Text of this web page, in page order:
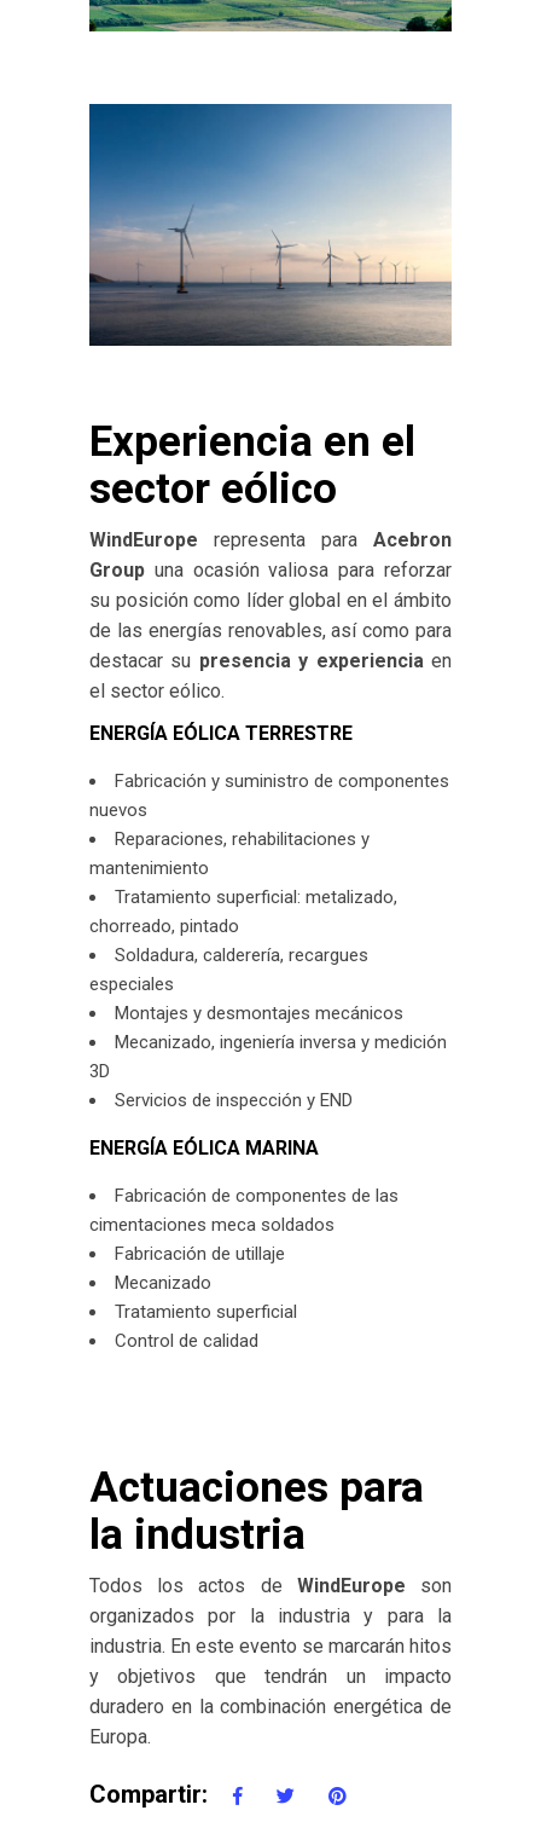
Experiencia en el
sector eólico
WindEurope representa para Acebron
Group una ocasión valiosa para reforzar
su posición como líder global en el ámbito
de las energías renovables, así como para
destacar su presencia y experienciaen
el sector eólico.
ENERGÍA EÓLICA TERRESTRE
Fabricación y suministro de componentes
nuevos
Reparaciones, rehabilitaciones y
mantenimiento
Tratamiento superficial: metalizado,
chorreado, pintado
Soldadura, calderería, recargues
especiales
Montajes y desmontajes mecánicos
Mecanizado, ingeniería inversa y medición
3D
Servicios de inspección y END
ENERGÍA EÓLICA MARINA
Fabricación de componentes de las
cimentaciones meca soldados
Fabricación de utillaje
Mecanizado
Tratamiento superficial
Control de calidad
Actuaciones para
la industria
Todos los actos de WindEurope son
organizados por la industria y para la
industria. En este evento se marcarán hitos
y objetivos que tendrán un impacto
duradero en la combinación energética de
Europa.
Compartir: